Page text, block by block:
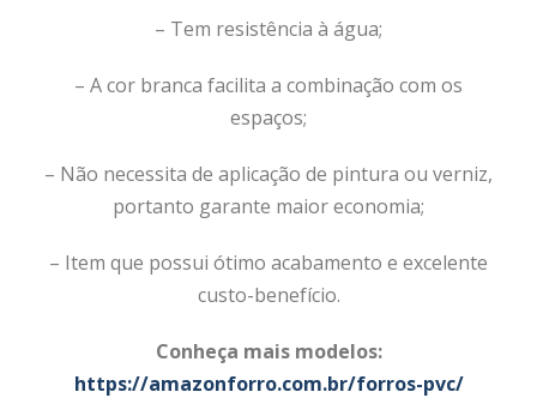
– Tem resistência à água;
– A cor branca facilita a combinação com os
espaços;
– Não necessita de aplicação de pintura ou verniz,
portanto garante maior economia;
– Item que possui ótimo acabamento e excelente
custo-benefício.
Conheça mais modelos:
https://amazonforro.com.br/forros-pvc/